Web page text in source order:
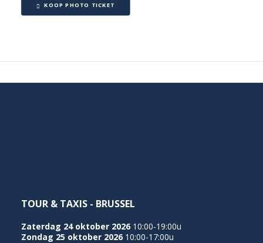
KOOP PHOTO TICKET
TOUR & TAXIS - BRUSSEL
Zaterdag 24 oktober 2026 10:00-19:00u
Zondag 25 oktober 2026 10:00-17:00u